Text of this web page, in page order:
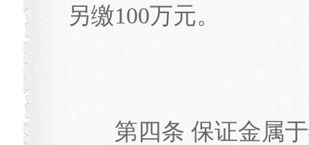
另缴100万元。
第四条 保证金属于